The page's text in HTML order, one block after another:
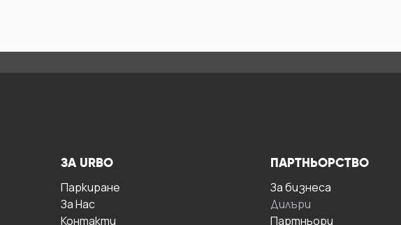
ЗА URBO
Паркиране
За Hас
Контакти
ПАРТНЬОРСТВО
За бизнесa
Дилъри
Партньори